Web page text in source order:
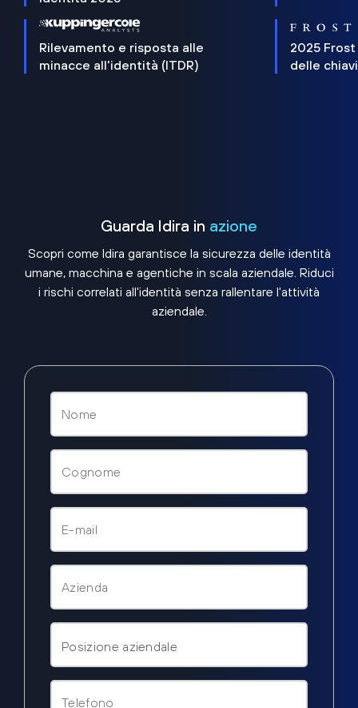
Rilevamento e risposta alle
minacce all'identità (ITDR)
2025 Frost
delle
Guarda Idira in azione
Scopri come Idira garantisce la sicurezza delle identità
umane, macchina e agentiche in scala aziendale. Riduci
i rischi correlati all'identità senza rallentare l'attività
aziendale.